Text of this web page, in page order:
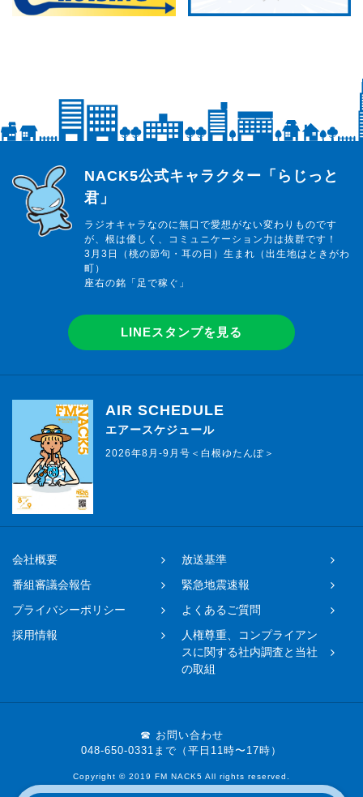
らじっと君
NACK5公式キャラクター「らじっと
君」
ラジオキャラなのに無口で愛想がない変わりものです
が、根は優しく、コミュニケーション力は抜群です！
3月3日（桃の節句・耳の日）生まれ（出生地はときがわ
町）
座右の銘「足で稼ぐ」
LINEスタンプを見る
AIR SCHEDULE
エアースケジュール
2026年8月-9月号＜白根ゆたんぽ＞
会社概要
放送基準
番組審議会報告
緊急地震速報
プライバシーポリシー
よくあるご質問
採用情報
人権尊重、コンプライアン
スに関する社内調査と当社
の取組
☎ お問い合わせ
048-650-0331まで（平日11時〜17時）
Copyright © 2019 FM NACK5 All rights reserved.